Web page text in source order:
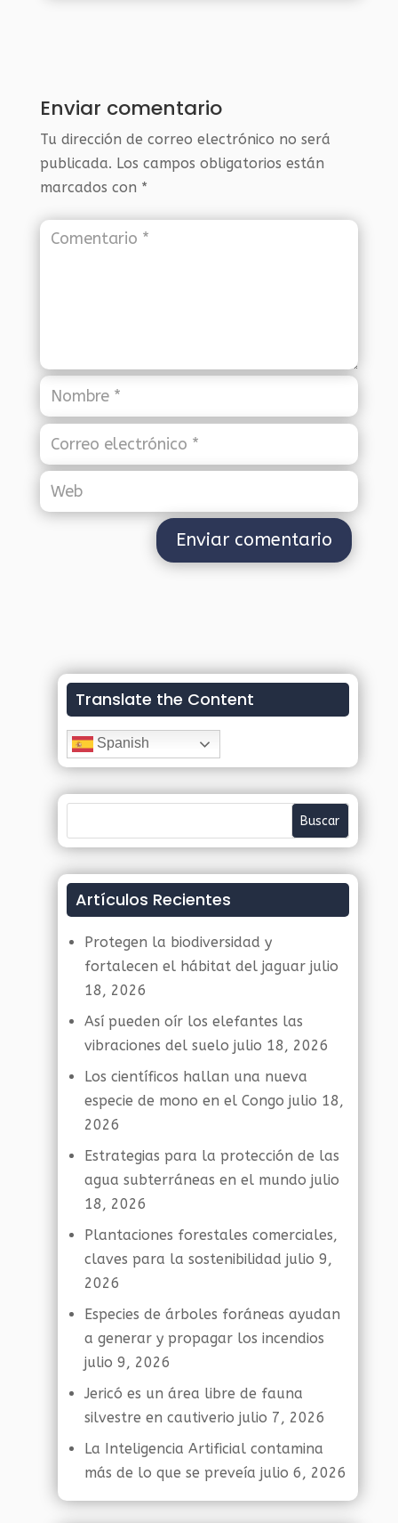
Enviar comentario
Tu dirección de correo electrónico no será
publicada. Los campos obligatorios están
marcados con *
Translate the Content
Spanish
Artículos Recientes
Protegen la biodiversidad y
fortalecen el hábitat del jaguar julio
18, 2026
Así pueden oír los elefantes las
vibraciones del suelo julio 18, 2026
Los científicos hallan una nueva
especie de mono en el Congo julio 18,
2026
Estrategias para la protección de las
agua subterráneas en el mundo julio
18, 2026
Plantaciones forestales comerciales,
claves para la sostenibilidad julio 9,
2026
Especies de árboles foráneas ayudan
a generar y propagar los incendios
julio 9, 2026
Jericó es un área libre de fauna
silvestre en cautiverio julio 7, 2026
La Inteligencia Artificial contamina
más de lo que se preveía julio 6, 2026